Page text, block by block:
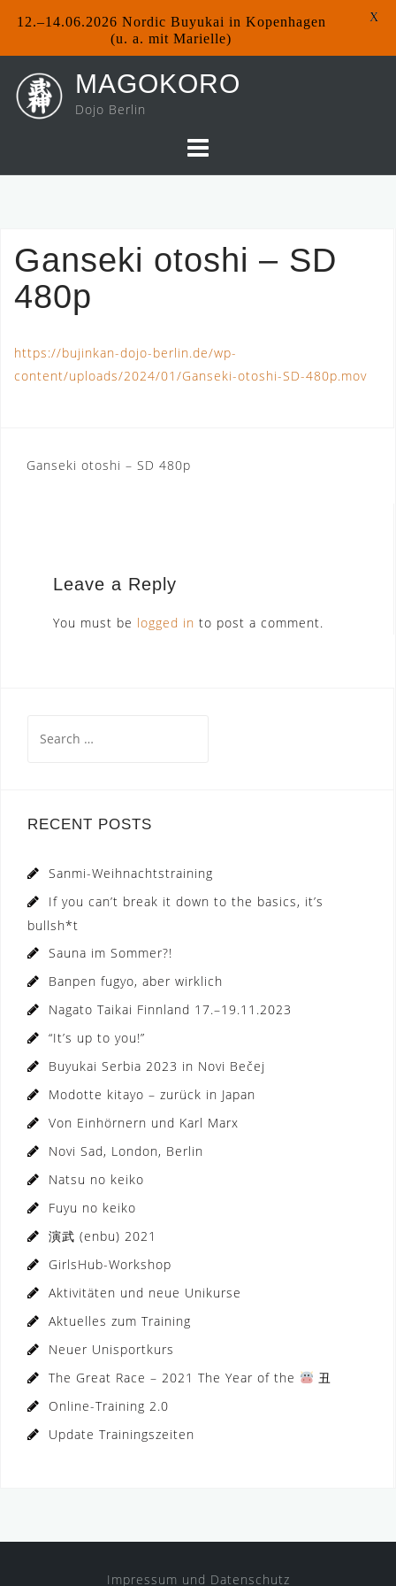
content
MAGOKORO
Dojo Berlin
Ganseki otoshi – SD
480p
https://bujinkan-dojo-berlin.de/wp-
content/uploads/2024/01/Ganseki-otoshi-SD-480p.mov
Post
Ganseki otoshi – SD 480p
Leave a Reply
You must be logged in to post a comment.
for:
RECENT POSTS
Sanmi-Weihnachtstraining
If you can’t break it down to the basics, it’s
bullsh*t
Sauna im Sommer?!
Banpen fugyo, aber wirklich
Nagato Taikai Finnland 17.–19.11.2023
“It’s up to you!”
Buyukai Serbia 2023 in Novi Bečej
Modotte kitayo – zurück in Japan
Von Einhörnern und Karl Marx
Novi Sad, London, Berlin
Natsu no keiko
Fuyu no keiko
演武 (enbu) 2021
GirlsHub-Workshop
Aktivitäten und neue Unikurse
Aktuelles zum Training
Neuer Unisportkurs
The Great Race – 2021 The Year of the
丑
Online-Training 2.0
Update Trainingszeiten
Impressum und Datenschutz
12.–14.06.2026 Nordic Buyukai in Kopenhagen
(u. a. mit Marielle)
X